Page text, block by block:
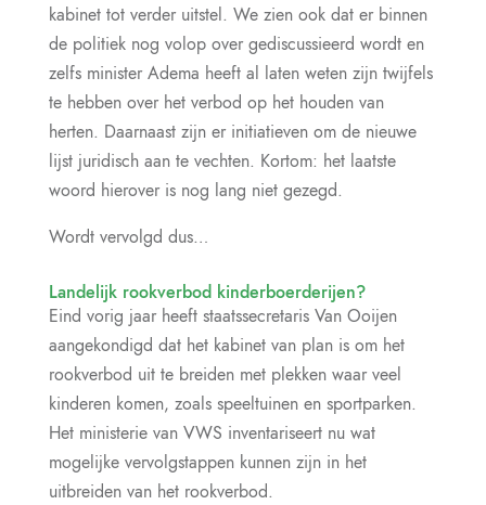
kabinet tot verder uitstel. We zien ook dat er binnen
de politiek nog volop over gediscussieerd wordt en
zelfs minister Adema heeft al laten weten zijn twijfels
te hebben over het verbod op het houden van
herten. Daarnaast zijn er initiatieven om de nieuwe
lijst juridisch aan te vechten. Kortom: het laatste
woord hierover is nog lang niet gezegd.
Wordt vervolgd dus…
Landelijk rookverbod kinderboerderijen?
Eind vorig jaar heeft staatssecretaris Van Ooijen
aangekondigd dat het kabinet van plan is om het
rookverbod uit te breiden met plekken waar veel
kinderen komen, zoals speeltuinen en sportparken.
Het ministerie van VWS inventariseert nu wat
mogelijke vervolgstappen kunnen zijn in het
uitbreiden van het rookverbod.